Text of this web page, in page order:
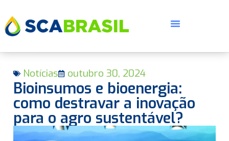
Notícias outubro 30, 2024
Bioinsumos e bioenergia:
como destravar a inovação
para o agro sustentável?